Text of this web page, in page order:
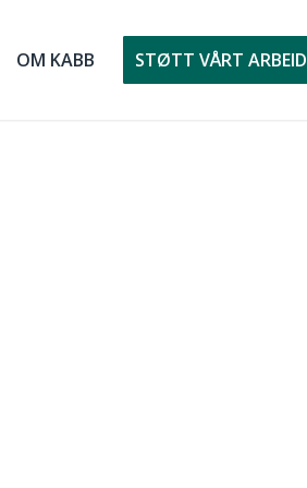
OM KABB STØTT VÅRT ARBEID